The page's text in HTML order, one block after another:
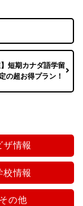
】短期カナダ語学留
の超お得プラン！
ザ情報
校情報
その他